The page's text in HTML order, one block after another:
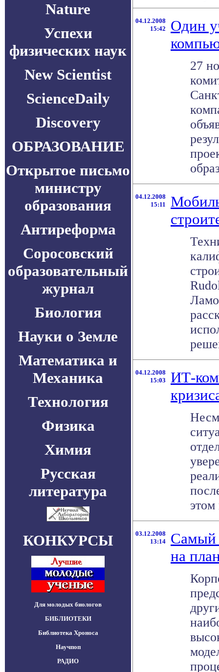
Nature
Успехи
физических наук
New Scientist
ScienceDaily
Discovery
ОБРАЗОВАНИЕ
Открытое письмо
министру
образования
Антиреформа
Соросовский
образовательный
журнал
Биология
Науки о Земле
Математика и
Механика
Технология
Физика
Химия
Русская
литература
КОНКУРСЫ
Для молодых биологов
БИБЛИОТЕКИ
Библиотека Хроноса
Научпоп
РАДИО
04.12.2008
15:42
Один
27
04.12.2008
15:11
04.12.2008
15:03
ИТ-
этом
03.12.2008
13:14
Самый
на